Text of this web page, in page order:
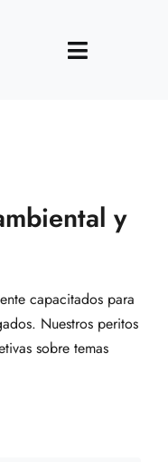
Toggle
y
capacitados para
Nuestros peritos
sobre temas